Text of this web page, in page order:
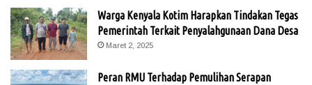
Warga Kenyala Kotim Harapkan Tindakan Tegas
Pemerintah Terkait Penyalahgunaan Dana Desa
Maret 2, 2025
Peran RMU Terhadap Pemulihan Serapan